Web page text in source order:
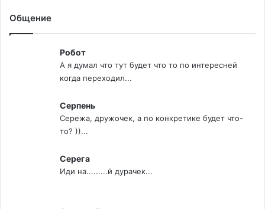
Общение
Робот
А я думал что тут будет что то по интересней
когда переходил...
Серпень
Сережа, дружочек, а по конкретике будет что-
то? ))...
Серега
Иди на.........й дурачек...